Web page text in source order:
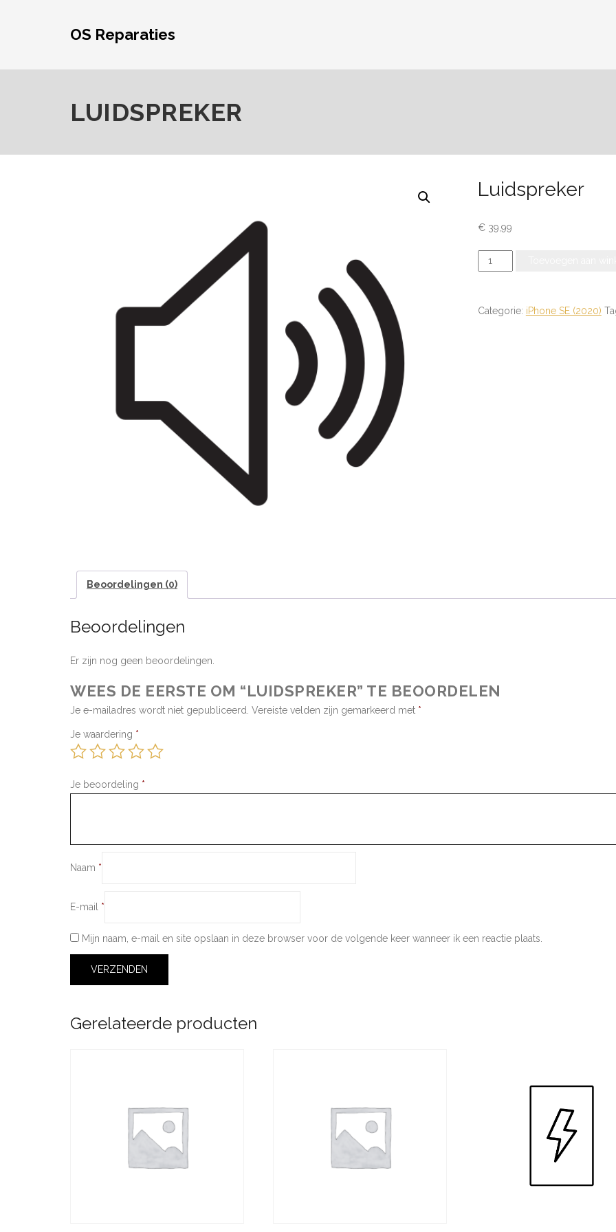
OS Reparaties
LUIDSPREKER
Luidspreker
€39,99
Luidspreker
aantal
Categorie: iPhone SE (2020)
Beoordelingen (0)
Beoordelingen
Er zijn nog geen beoordelingen.
WEES DE EERSTE OM “LUIDSPREKER” TE BEOORDELEN
Je e-mailadres wordt niet gepubliceerd. Vereiste velden zijn gemarkeerd met *
Je waardering *
Je beoordeling *
Naam *
E-mail *
Mijn naam, e-mail en site opslaan in deze browser voor de volgende keer wanneer ik een reactie plaats.
Gerelateerde producten